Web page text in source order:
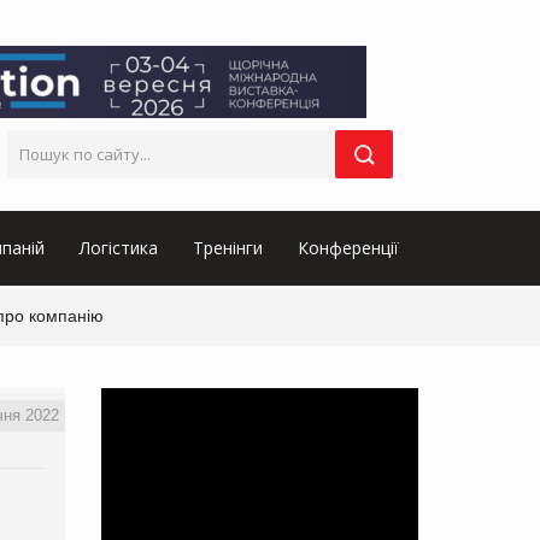
Логістика Тренінги Конференції
компанію
2022